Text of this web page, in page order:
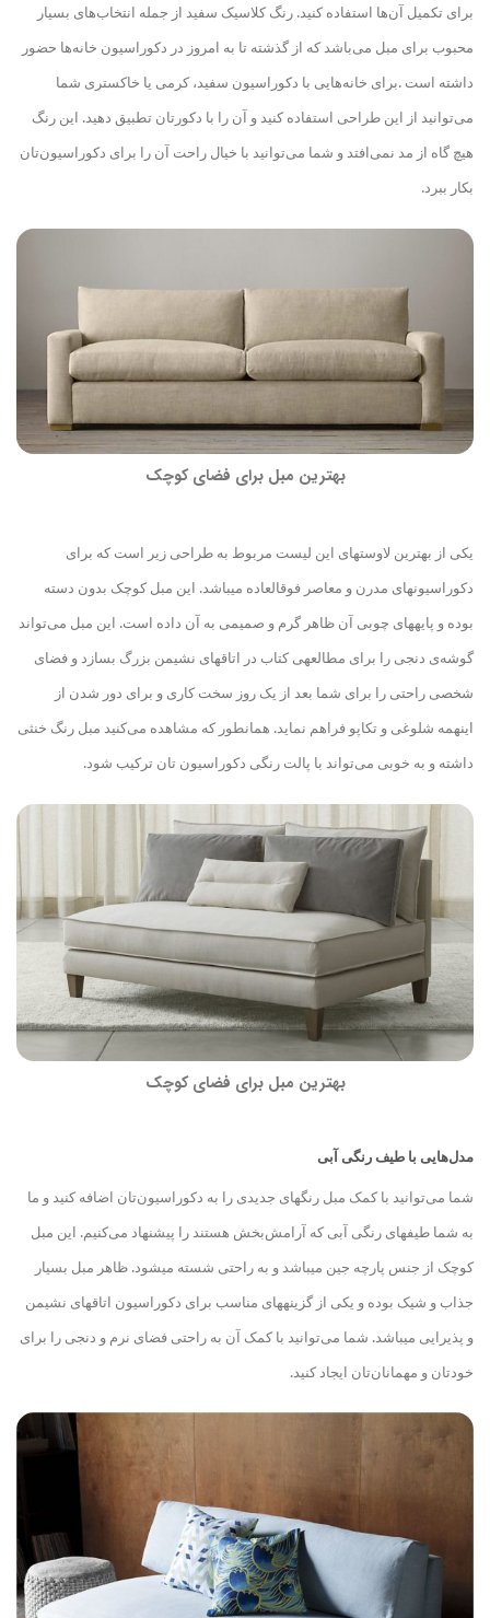
برای تکمیل آنها استفاده کنید. رنگ‌ کلاسیک سفید از جمله انتخاب‌های بسیار
محبوب برای مبل می‌باشد که از گذشته تا به امروز در دکوراسیون خانه‌ها حضور
داشته است .برای خانه‌هایی با دکوراسیون سفید، کرمی یا خاکستری شما
می‌توانید از این طراحی استفاده کنید و آن را با دکورتان تطبیق دهید. این رنگ
هیچ گاه از مد نمی‌افتد و شما می‌توانید با خیال راحت آن‌ را برای دکوراسیون‌تان
بکار ببرد.
بهترین مبل برای فضای کوچک
یکی از بهترین لاوستهای این لیست مربوط به طراحی زیر است که برای
دکوراسیونهای مدرن و معاصر فوقالعاده میباشد. این مبل کوچک بدون دسته
بوده و پایههای چوبی آن ظاهر گرم و صمیمی به آن داده است. این مبل می‌تواند
گوشه‌ی دنجی را برای مطالعهی کتاب در اتاقهای نشیمن بزرگ بسازد و فضای
شخصی راحتی را برای شما بعد از یک روز سخت کاری و برای دور شدن از
اینهمه شلوغی و تکاپو فراهم نماید. همانطور که مشاهده می‌کنید مبل رنگ خنثی
داشته و به خوبی می‌تواند با پالت رنگی دکوراسیون تان ترکیب شود.
بهترین مبل برای فضای کوچک
مدل‌هایی با طیف رنگی آبی
شما می‌توانید با کمک مبل رنگهای جدیدی را به دکوراسیون‌تان اضافه کنید و ما
به شما طیفهای رنگی آبی که آرامش‌بخش هستند را پیشنهاد می‌کنیم. این مبل
کوچک از جنس پارچه جین میباشد و به راحتی شسته میشود. ظاهر مبل بسیار
جذاب و شیک بوده و یکی از گزینههای مناسب برای دکوراسیون اتاقهای نشیمن
و پذیرایی میباشد. شما می‌توانید با کمک آن به راحتی فضای نرم و دنجی را برای
خودتان و مهمانان‌تان ایجاد کنید.